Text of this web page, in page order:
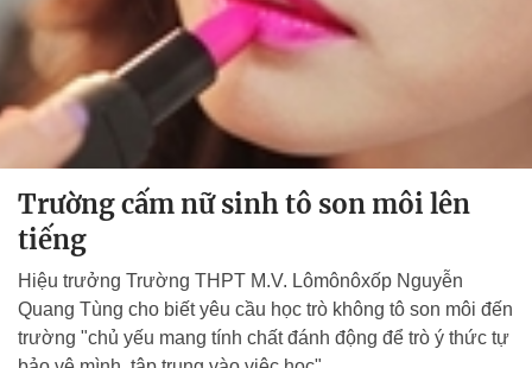
Trường cấm nữ sinh tô son môi lên
tiếng
Hiệu trưởng Trường THPT M.V. Lômônôxốp Nguyễn
Quang Tùng cho biết yêu cầu học trò không tô son môi đến
trường "chủ yếu mang tính chất đánh động để trò ý thức tự